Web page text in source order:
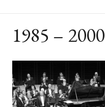
1985 – 2000